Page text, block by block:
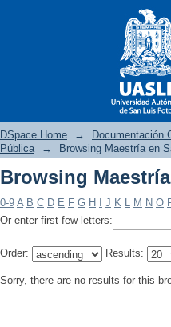
Browsing
DSpace Home → Documentación
Pública
→ Browsing Maestría en
Browsing
0-9 A B C D E F G H J K L M N O
Or enter first few letters:
Order: Results:
Sorry, there are no results for this